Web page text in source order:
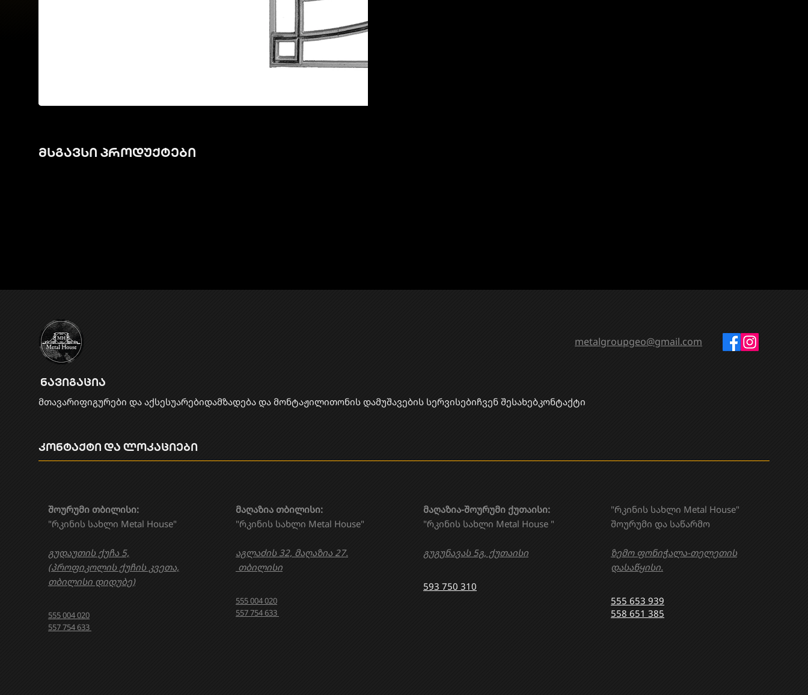
მსგავსი პროდუქტები
ნავიგაცია
მთავარიფიგურები და აქსესუარებიდამზადება და მონტაჟი​ლითონის დამუშავების სერვისებიჩვენ შესახებკონტაქტი
"რკინის სახლი Metal House"
შოურუმი და საწარმო
ზემო ფონიჭალა-თელეთის
დასაწყისი.
555 653 939
558 651 385
მაღაზია თბილისი:
"რკინის სახლი Metal House"
აგლაძის 32, მაღაზია 27.
თბილისი
555 004 020
557 754 633
მაღაზია-შოურუმი ქუთაისი:
"რკინის სახლი Metal House "
გუგუნავას 5გ, ქუთაისი
593 750 310
შოურუმი თბილისი:
"რკინის სახლი Metal House"
გუდაუთის ქუჩა 5,
(პროფიკოლის ქუჩის კვეთა,
თბილისი დიდუბე)
555 004 020
557 754 633
კონტაქტი და ლოკაციები
metalgroupgeo@gmail.com